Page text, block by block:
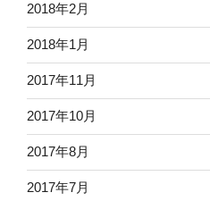
2018年2月
2018年1月
2017年11月
2017年10月
2017年8月
2017年7月